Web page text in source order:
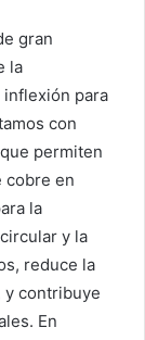
gran
la
para
con
permiten
cobre en
la
y la
reduce la
y contribuye
En